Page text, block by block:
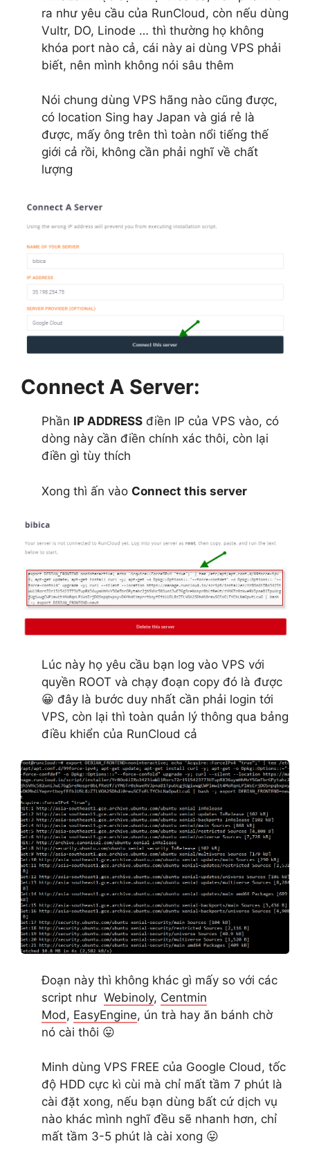
ra như yêu cầu của RunCloud, còn nếu dùng
Vultr, DO, Linode … thì thường họ không
khóa port nào cả, cái này ai dùng VPS phải
biết, nên mình không nói sâu thêm
Nói chung dùng VPS hãng nào cũng được,
có location Sing hay Japan và giá rẻ là
được, mấy ông trên thì toàn nổi tiếng thế
giới cả rồi, không cần phải nghĩ về chất
lượng
Connect A Server:
Phần IP ADDRESS điền IP của VPS vào, có
dòng này cần điền chính xác thôi, còn lại
điền gì tùy thích
Xong thì ấn vào Connect this server
Lúc này họ yêu cầu bạn log vào VPS với
quyền ROOT và chạy đoạn copy đó là được
😀 đây là bước duy nhất cần phải login tới
VPS, còn lại thì toàn quản lý thông qua bảng
điều khiển của RunCloud cả
Đoạn này thì không khác gì mấy so với các
script như Webinoly, Centmin
Mod, EasyEngine, ún trà hay ăn bánh chờ
nó cài thôi 😛
Minh dùng VPS FREE của Google Cloud, tốc
độ HDD cực kì cùi mà chỉ mất tầm 7 phút là
cài đặt xong, nếu bạn dùng bất cứ dịch vụ
nào khác mình nghĩ đều sẽ nhanh hơn, chỉ
mất tầm 3-5 phút là cài xong 😛